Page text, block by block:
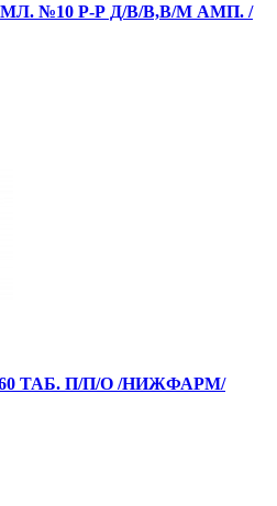
№10 Р-Р Д/В/В,В/М АМП. /
ТАБ. П/П/О /НИЖФАРМ/